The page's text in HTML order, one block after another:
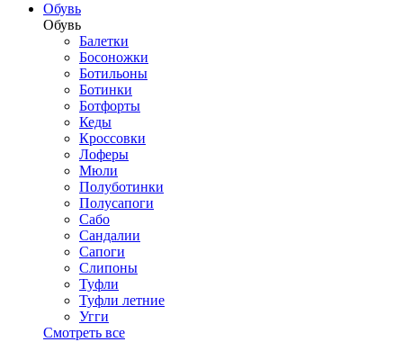
Обувь
Обувь
Балетки
Босоножки
Ботильоны
Ботинки
Ботфорты
Кеды
Кроссовки
Лоферы
Мюли
Полуботинки
Полусапоги
Сабо
Сандалии
Сапоги
Слипоны
Туфли
Туфли летние
Угги
Смотреть все